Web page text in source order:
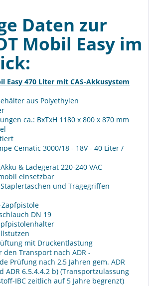
Daten zur
Mobil Easy im
Easy 470 Liter mit CAS-Akkusystem
aus Polyethylen
ca.: BxTxH 1180 x 800 x 870 mm
Cematic 3000/18 - 18V - 40 Liter /
& Ladegerät 220-240 VAC
einsetzbar
und Tragegriffen
DN 19
mit Druckentlastung
den Transport nach ADR -
Prüfung nach 2,5 Jahren gem. ADR
ADR 6.5.4.4.2 b) (Transportzulassung
IBC zeitlich auf 5 Jahre begrenzt)